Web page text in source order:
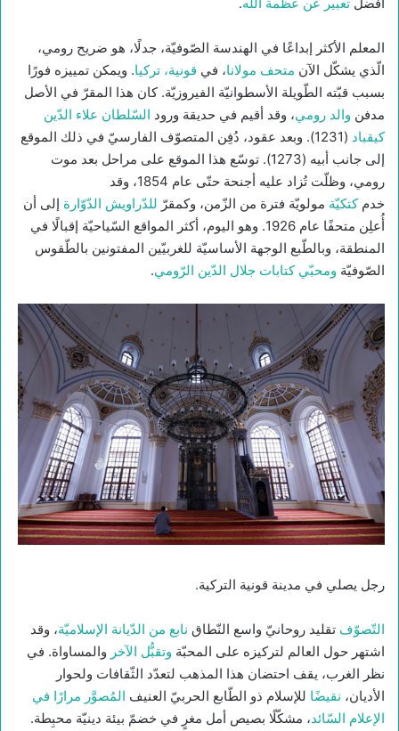
المعلم الأكثر إبداعًا في الهندسة الصّوفيّة، جدلًا، هو ضريح رومي،
الّذي يشكّل الآن متحف مولانا، في قونية، تركيا. ويمكن تمييزه فورًا
بسبب قبّته الطّويلة الأسطوانيّة الفيروزيّة. كان هذا المقرّ في الأصل
مدفن والد رومي، وقد أقيم في حديقة ورود السّلطان علاء الدّين
كيقباد
(1231). وبعد عقود، دُفِن المتصوّف الفارسيّ في ذلك الموقع
إلى جانب أبيه (1273). توسّع هذا الموقع على مراحل بعد موت
رومي، وظلّت تُزاد عليه أجنحة حتّى عام 1854، وقد
خدمكتكيّة مولويّة فترة من الزّمن، وكمقرّ للدّراويش الدّوّارة إلى أن
أُعلِن متحفًا عام 1926. وهو اليوم، أكثر المواقع السّياحيّة إقبالًا في
المنطقة، وبالطّبع الوجهة الأساسيّة للغربيّين المفتونين بالطّقوس
الصّوفيّة ومحبّي كتابات جلال الدّين الرّومي.
رجل يصلي في مدينة قونية التركية.
التّصوّف تقليد روحانيّ واسع النّطاق نابع من الدّيانة الإسلاميّة، وقد
اشتهر حول العالم لتركيزه على المحبّة وتقبُّل الآخر والمساواة. في
نظر الغرب، يقف احتضان هذا المذهب لتعدّد الثّقافات ولحوار
الأديان، نقيضًا للإسلام ذو الطّابع الحربيّ العنيف المُصوَّر مرارًا في
الإعلام السّائد، مشكّلًا بصيص أمل مغرٍ في خضمّ بيئة دينيّة محبِطة.